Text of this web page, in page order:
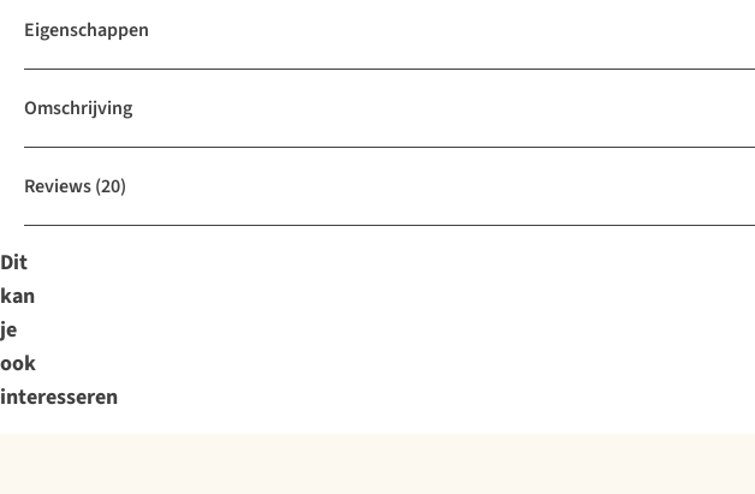
Eigenschappen
Omschrijving
Reviews(20)
Dit
kan
je
ook
interesseren